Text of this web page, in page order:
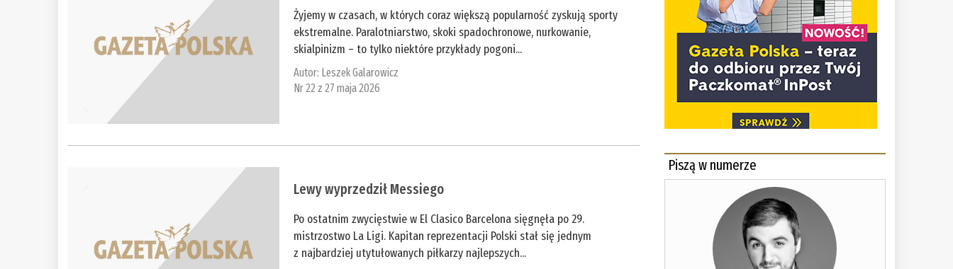
Żyjemy w czasach, w których coraz większą popularność zyskują sporty
ekstremalne. Paralotniarstwo, skoki spadochronowe, nurkowanie,
skialpinizm – to tylko niektóre przykłady pogoni...
Autor: Leszek Galarowicz
Nr 22 z 27 maja 2026
Lewy wyprzedził Messiego
Po ostatnim zwycięstwie w El Clasico Barcelona sięgnęła po 29.
mistrzostwo La Ligi. Kapitan reprezentacji Polski stał się jednym
z najbardziej utytułowanych piłkarzy najlepszych...
Piszą w numerze